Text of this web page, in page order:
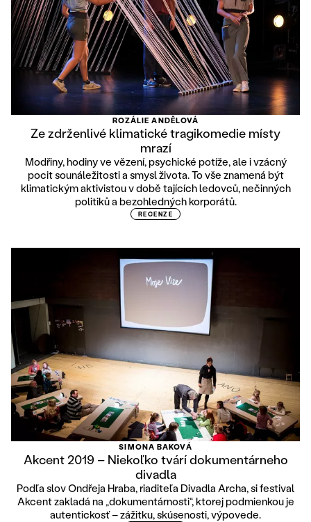
ROZÁLIE ANDĚLOVÁ
Ze zdrženlivé klimatické tragikomedie místy
mrazí
Modřiny, hodiny ve vězení, psychické potíže, ale i vzácný
pocit sounáležitosti a smysl života. To vše znamená být
klimatickým aktivistou v době tajících ledovců, nečinných
politiků a bezohledných korporátů.
RECENZE
SIMONA BAKOVÁ
Akcent 2019 – Niekoľko tvárí dokumentárneho
divadla
Podľa slov Ondřeja Hraba, riaditeľa Divadla Archa, si festival
Akcent zakladá na „dokumentárnosti“, ktorej podmienkou je
autentickosť – zážitku, skúsenosti, výpovede.